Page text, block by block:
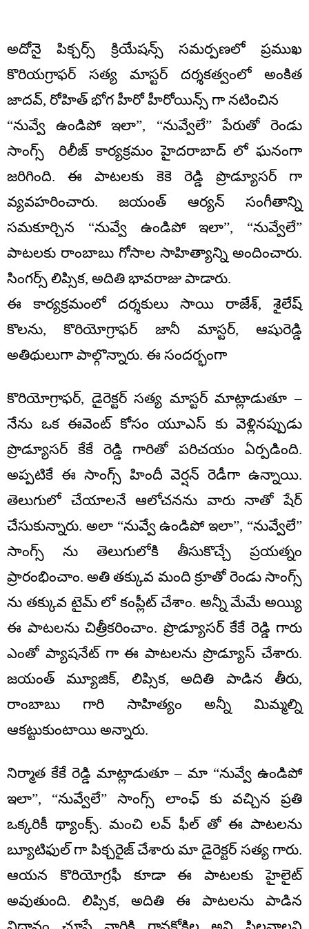
అదోనై పిక్చర్స్ క్రియేషన్స్ సమర్పణలో ప్రముఖ
కొరియగ్రాఫర్ సత్య మాస్టర్ దర్శకత్వంలో అంకిత
జాదవ్, రోహిత్ భోగ హీరో హీరోయిన్స్ గా నటించిన
“నువ్వే ఉండిపో ఇలా”, “నువ్వేలే” పేరుతో రెండు
సాంగ్స్ రిలీజ్ కార్యక్రమం హైదరాబాద్ లో ఘనంగా
జరిగింది. ఈ పాటలకు కెకె రెడ్డి ప్రొడ్యూసర్ గా
వ్యవహరించారు. జయంత్ ఆర్యన్ సంగీతాన్ని
సమకూర్చిన “నువ్వే ఉండిపో ఇలా”, “నువ్వేలే”
పాటలకు రాంబాబు గోసాల సాహిత్యాన్ని అందించారు.
సింగర్స్ లిప్సిక, అదితి భావరాజు పాడారు.
ఈ కార్యక్రమంలో దర్శకులు సాయి రాజేశ్, శైలేష్
కొలను, కొరియోగ్రాఫర్ జానీ మాస్టర్, ఆషురెడ్డి
అతిథులుగా పాల్గొన్నారు. ఈ సందర్భంగా
కొరియోగ్రాఫర్, డైరెక్టర్ సత్య మాస్టర్ మాట్లాడుతూ –
నేను ఒక ఈవెంట్ కోసం యూఎస్ కు వెళ్లినప్పుడు
ప్రొడ్యూసర్ కేకే రెడ్డి గారితో పరిచయం ఏర్పడింది.
అప్పటికే ఈ సాంగ్స్ హిందీ వెర్షన్ రెడీగా ఉన్నాయి.
తెలుగులో చేయాలనే ఆలోచనను వారు నాతో షేర్
చేసుకున్నారు. అలా “నువ్వే ఉండిపో ఇలా”, “నువ్వేలే”
సాంగ్స్ ను తెలుగులోకి తీసుకొచ్చే ప్రయత్నం
ప్రారంభించాం. అతి తక్కువ మంది క్రూతో రెండు సాంగ్స్
ను తక్కువ టైమ్ లో కంప్లీట్ చేశాం. అన్నీ మేమే అయ్యి
ఈ పాటలను చిత్రీకరించాం. ప్రొడ్యూసర్ కేకే రెడ్డి గారు
ఎంతో ప్యాషనేట్ గా ఈ పాటలను ప్రొడ్యూస్ చేశారు.
జయంత్ మ్యూజిక్, లిప్సిక, అదితి పాడిన తీరు,
రాంబాబు గారి సాహిత్యం అన్నీ మిమ్మల్ని
ఆకట్టుకుంటాయి అన్నారు.
నిర్మాత కేకే రెడ్డి మాట్లాడుతూ – మా “నువ్వే ఉండిపో
ఇలా”, “నువ్వేలే” సాంగ్స్ లాంఛ్ కు వచ్చిన ప్రతి
ఒక్కరికీ థ్యాంక్స్. మంచి లవ్ ఫీల్ తో ఈ పాటలను
బ్యూటిఫుల్ గా పిక్చరైజ్ చేశారు మా డైరెక్టర్ సత్య గారు.
ఆయన కొరియోగ్రఫీ కూడా ఈ పాటలకు హైలైట్
అవుతుంది. లిప్సిక, అదితి ఈ పాటలను పాడిన